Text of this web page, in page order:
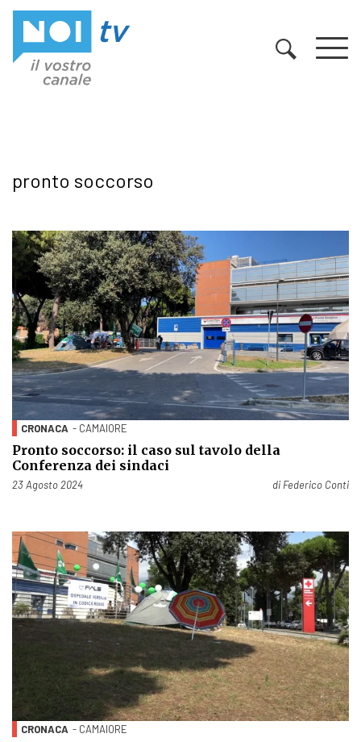
pronto soccorso
CRONACA - CAMAIORE
Pronto soccorso: il caso sul tavolo della
Conferenza dei sindaci
Pubblicato il
23 Agosto 2024 di Federico Conti
CRONACA - CAMAIORE